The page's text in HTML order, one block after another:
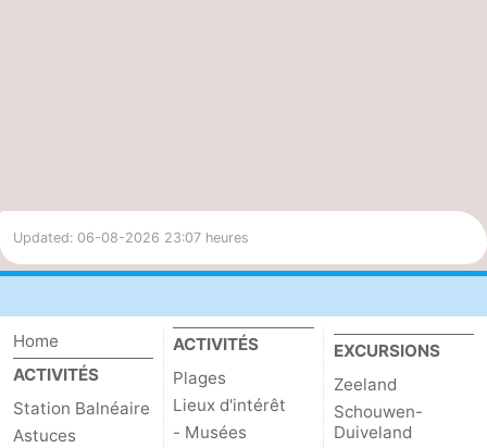
Updated: 06-08-2026 23:07 heures
Home
ACTIVITÉS
Station Balnéaire
Astuces
ACTIVITÉS
Plages
Lieux d'intérêt
- Musées
EXCURSIONS
Zeeland
Schouwen-
Duiveland